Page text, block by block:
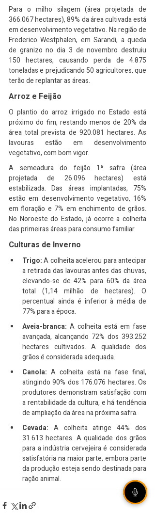
Para o milho silagem (área projetada de
366.067 hectares), 89% da área cultivada está
em desenvolvimento vegetativo. Na região de
Frederico Westphalen, em Sarandi, a queda
de granizo no dia 3 de novembro destruiu
150 hectares, causando perda de 4.875
toneladas e prejudicando 50 agricultores, que
terão de replantar as áreas.
Arroz e Feijão
O plantio do arroz irrigado no Estado está
próximo do fim, restando menos de 20% da
área total prevista de 920.081 hectares. As
lavouras estão em desenvolvimento
vegetativo, com bom vigor.
A semeadura do feijão 1ª safra (área
projetada de 26.096 hectares) está
estabilizada. Das áreas implantadas, 75%
estão em desenvolvimento vegetativo, 16%
em floração e 7% em enchimento de grãos.
No Noroeste do Estado, já ocorre a colheita
das primeiras áreas para consumo familiar.
Culturas de Inverno
Trigo: A colheita acelerou para antecipar
a retirada das lavouras antes das chuvas,
elevando-se de 42% para 60% da área
total (1,14 milhão de hectares). O
percentual ainda é inferior à média de
77% para a época.
Aveia-branca: A colheita está em fase
avançada, alcançando 72% dos 393.252
hectares cultivados. A qualidade dos
grãos é considerada adequada.
Canola: A colheita está na fase final,
atingindo 90% dos 176.076 hectares. Os
produtores demonstram satisfação com
a rentabilidade da cultura, e há tendência
de ampliação da área na próxima safra.
Cevada: A colheita atinge 44% dos
31.613 hectares. A qualidade dos grãos
para a indústria cervejeira é considerada
satisfatória na maior parte, embora parte
da produção esteja sendo destinada para
ração animal.